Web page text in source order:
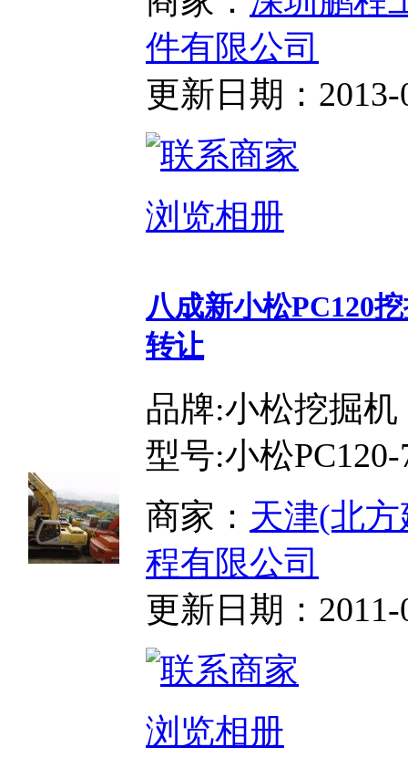
件有限公司
更新日期：2013-
浏览相册
八成新小松PC120
转让
品牌:小松挖掘
型号:小松PC120-
商家： 天津(北
程有限公司
更新日期：2011-
浏览相册